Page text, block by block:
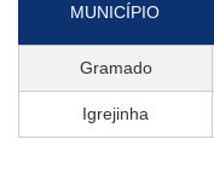
MUNICÍPIO
Gramado
Igrejinha